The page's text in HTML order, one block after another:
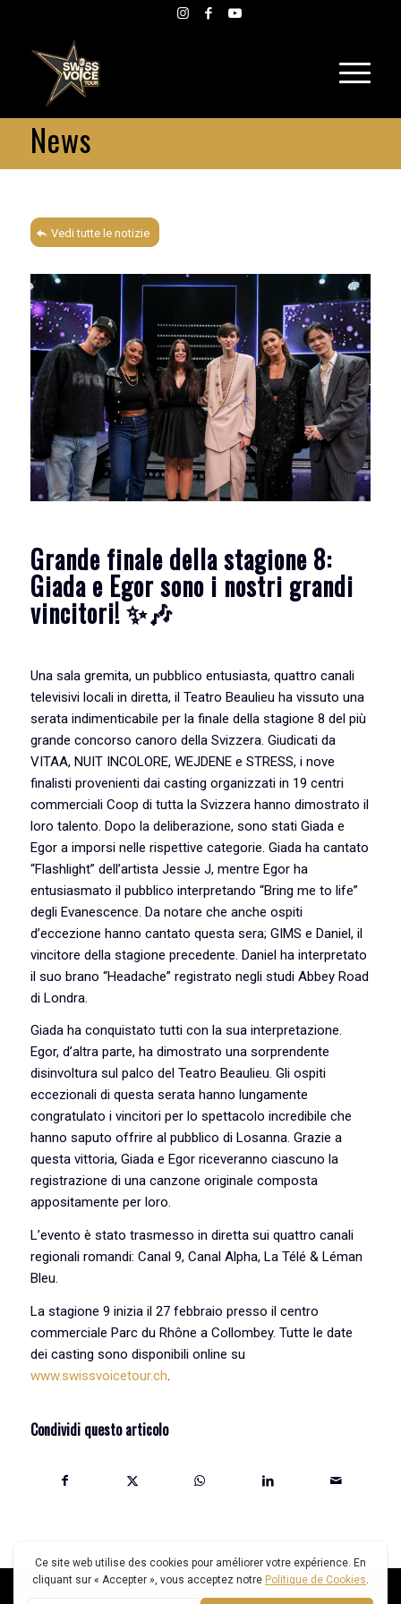
News
Vedi tutte le notizie
Grande finale della stagione 8:
Giada e Egor sono i nostri grandi
vincitori! ✨🎶
Una sala gremita, un pubblico entusiasta, quattro canali
televisivi locali in diretta, il Teatro Beaulieu ha vissuto una
serata indimenticabile per la finale della stagione 8 del più
grande concorso canoro della Svizzera. Giudicati da
VITAA, NUIT INCOLORE, WEJDENE e STRESS, i nove
finalisti provenienti dai casting organizzati in 19 centri
commerciali Coop di tutta la Svizzera hanno dimostrato il
loro talento. Dopo la deliberazione, sono stati Giada e
Egor a imporsi nelle rispettive categorie. Giada ha cantato
“Flashlight” dell’artista Jessie J, mentre Egor ha
entusiasmato il pubblico interpretando “Bring me to life”
degli Evanescence. Da notare che anche ospiti
d’eccezione hanno cantato questa sera; GIMS e Daniel, il
vincitore della stagione precedente. Daniel ha interpretato
il suo brano “Headache” registrato negli studi Abbey Road
di Londra.
Giada ha conquistato tutti con la sua interpretazione.
Egor, d’altra parte, ha dimostrato una sorprendente
disinvoltura sul palco del Teatro Beaulieu. Gli ospiti
eccezionali di questa serata hanno lungamente
congratulato i vincitori per lo spettacolo incredibile che
hanno saputo offrire al pubblico di Losanna. Grazie a
questa vittoria, Giada e Egor riceveranno ciascuno la
registrazione di una canzone originale composta
appositamente per loro.
L’evento è stato trasmesso in diretta sui quattro canali
regionali romandi: Canal 9, Canal Alpha, La Télé & Léman
Bleu.
La stagione 9 inizia il 27 febbraio presso il centro
commerciale Parc du Rhône a Collombey. Tutte le date
dei casting sono disponibili online su
www.swissvoicetour.ch.
Condividi questo articolo